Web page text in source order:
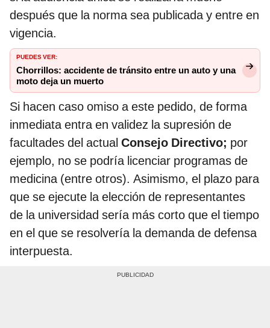
después que la norma sea publicada y entre en
vigencia.
PUEDES VER:
Chorrillos: accidente de tránsito entre un auto y una
moto deja un muerto
Si hacen caso omiso a este pedido, de forma
inmediata entra en validez la supresión de
facultades del actual Consejo Directivo; por
ejemplo, no se podría licenciar programas de
medicina (entre otros). Asimismo, el plazo para
que se ejecute la elección de representantes
de la universidad sería más corto que el tiempo
en el que se resolvería la demanda de defensa
interpuesta.